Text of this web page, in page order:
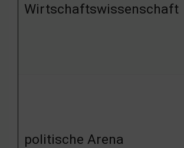
Wirtschaftswissenschaft
politische Arena